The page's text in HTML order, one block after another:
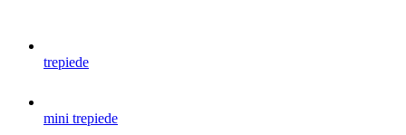
trepiede
mini trepiede